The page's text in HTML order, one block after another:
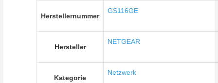
Herstellernummer
GS116GE
Hersteller
NETGEAR
Kategorie
Netzwerk